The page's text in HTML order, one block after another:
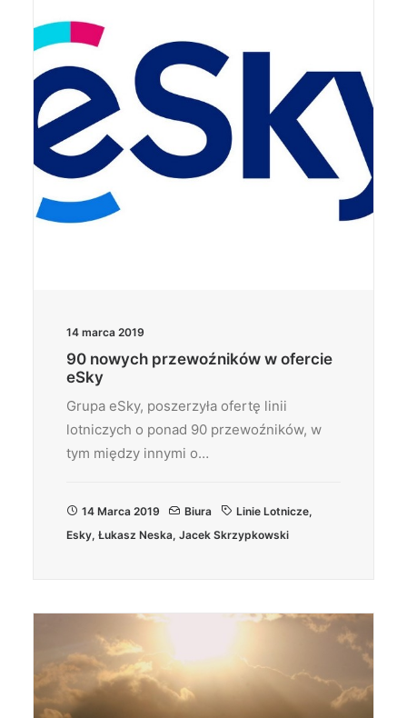
14 marca 2019
90 nowych przewoźników w ofercie
eSky
Grupa eSky, poszerzyła ofertę linii
lotniczych o ponad 90 przewoźników, w
tym między innymi o…
14 Marca 2019 Biura Linie Lotnicze,
Esky, Łukasz Neska, Jacek Skrzypkowski